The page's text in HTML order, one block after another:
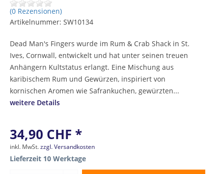
(0 Rezensionen)
Artikelnummer: SW10134
Dead Man's Fingers wurde im Rum & Crab Shack in St.
Ives, Cornwall, entwickelt und hat unter seinen treuen
Anhängern Kultstatus erlangt. Eine Mischung aus
karibischem Rum und Gewürzen, inspiriert von
kornischen Aromen wie Safrankuchen, gewürzten...
weitere Details
34,90 CHF *
inkl. MwSt.zzgl. Versandkosten
Lieferzeit 10 Werktage